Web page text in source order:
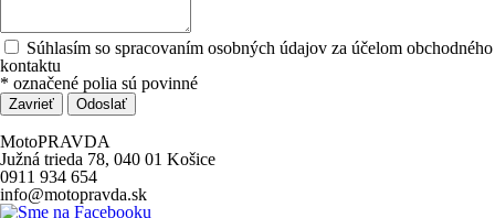
Súhlasím so spracovaním osobných údajov za účelom obchodného
kontaktu
* označené polia sú povinné
Zavrieť Odoslať
MotoPRAVDA
Južná trieda 78, 040 01 Košice
0911 934 654
info@motopravda.sk